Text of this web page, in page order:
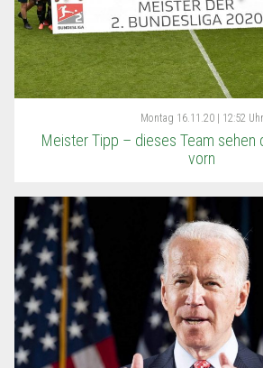
Montag 16.11.20 | 12:52 Uhr
Meister Tipp – dieses Team sehen
vorn